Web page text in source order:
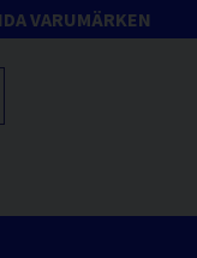
VARUMÄRKEN